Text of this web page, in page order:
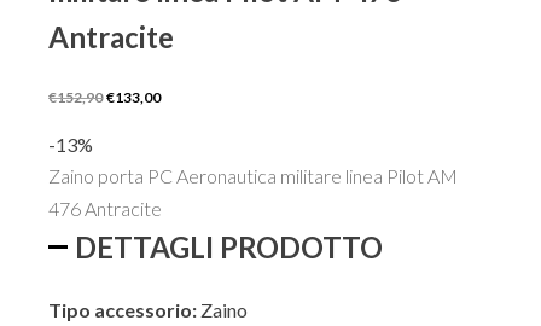
Antracite
€152,90 Il
era:
€152,90.
€133,00Il
è:
€133,00.
-13%
Zaino porta PC Aeronautica militare linea Pilot AM
476 Antracite
DETTAGLI PRODOTTO
Tipo accessorio: Zaino